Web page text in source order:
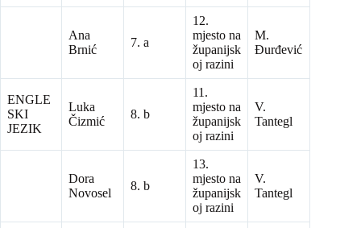
Ana
Brnić
7. a
12.
mjesto na
županijsk
oj razini
M.
Đurđević
ENGLE
SKI
JEZIK
Luka
Čizmić
8. b
11.
mjesto na
županijsk
oj razini
V.
Tantegl
Dora
Novosel
8. b
13.
mjesto na
županijsk
oj razini
V.
Tantegl